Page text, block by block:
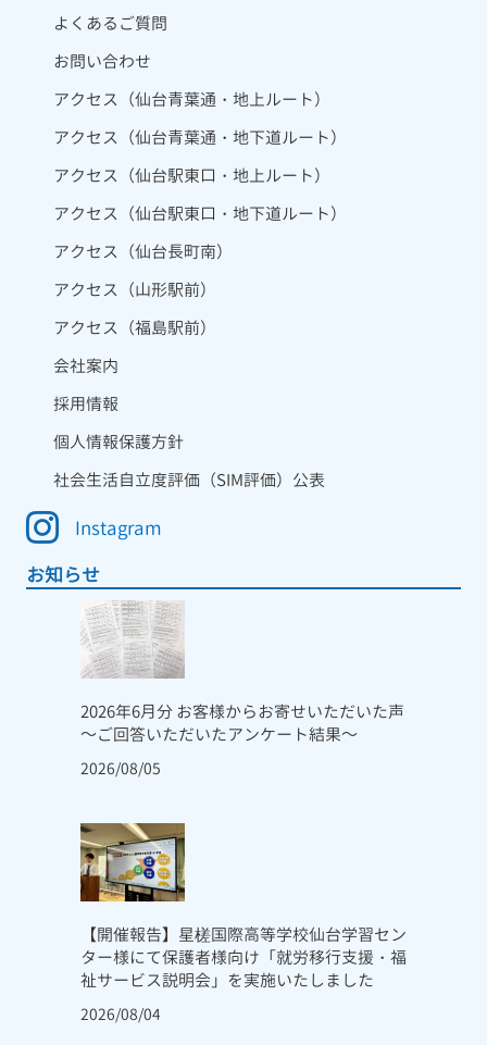
よくあるご質問
お問い合わせ
アクセス（仙台青葉通・地上ルート）
アクセス（仙台青葉通・地下道ルート）
アクセス（仙台駅東口・地上ルート）
アクセス（仙台駅東口・地下道ルート）
アクセス（仙台長町南）
アクセス（山形駅前）
アクセス（福島駅前）
会社案内
採用情報
個人情報保護方針
社会生活自立度評価（SIM評価）公表
Instagram
お知らせ
2026年6月分 お客様からお寄せいただいた声
～ご回答いただいたアンケート結果～
2026/08/05
【開催報告】星槎国際高等学校仙台学習セン
ター様にて保護者様向け「就労移行支援・福
祉サービス説明会」を実施いたしました
2026/08/04